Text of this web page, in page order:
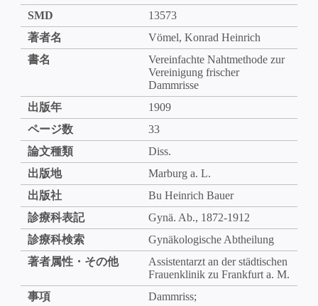
SMD
13573
著者名
Vömel, Konrad Heinrich
書名
Vereinfachte Nahtmethode zur
Vereinigung frischer
Dammrisse
出版年
1909
ページ数
33
論文種類
Diss.
出版地
Marburg a. L.
出版社
Bu Heinrich Bauer
診療科表記
Gynä. Ab., 1872-1912
診療科検索
Gynäkologische Abtheilung
著者属性・その他
Assistentarzt an der städtischen
Frauenklinik zu Frankfurt a. M.
事項
Dammriss;